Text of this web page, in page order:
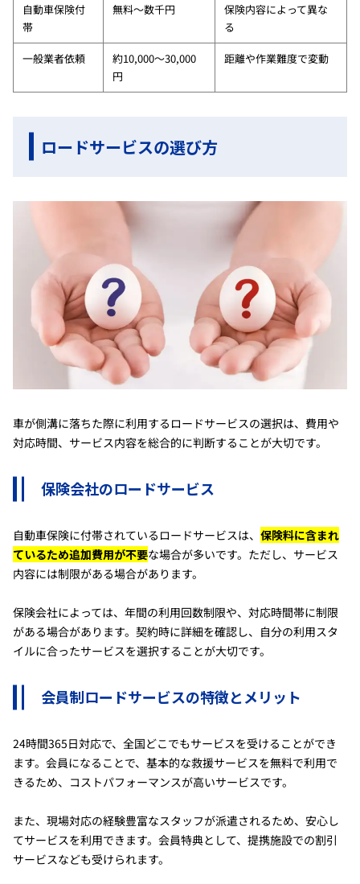
自動車保険付
帯
無料～数千円
保険内容によって異な
る
一般業者依頼
約10,000～30,000
円
距離や作業難度で変動
ロードサービスの選び方
車が側溝に落ちた際に利用するロードサービスの選択は、費用や
対応時間、サービス内容を総合的に判断することが大切です。
保険会社のロードサービス
自動車保険に付帯されているロードサービスは、 保険料に含まれ
ているため追加費用が不要な場合が多いです。ただし、サービス
内容には制限がある場合があります。
保険会社によっては、年間の利用回数制限や、対応時間帯に制限
がある場合があります。契約時に詳細を確認し、自分の利用スタ
イルに合ったサービスを選択することが大切です。
会員制ロードサービスの特徴とメリット
24時間365日対応で、全国どこでもサービスを受けることができ
ます。会員になることで、基本的な救援サービスを無料で利用で
きるため、コストパフォーマンスが高いサービスです。
また、現場対応の経験豊富なスタッフが派遣されるため、安心し
てサービスを利用できます。会員特典として、提携施設での割引
サービスなども受けられます。